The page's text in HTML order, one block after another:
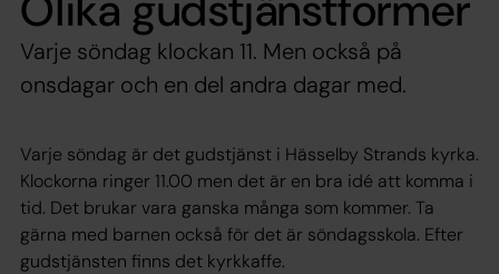
Varje söndag klockan 11. Men också på
onsdagar och en del andra dagar med.
Varje söndag är det gudstjänst i Hässelby Strands kyrka.
Klockorna ringer 11.00 men det är en bra idé att komma i
tid. Det brukar vara ganska många som kommer. Ta
gärna med barnen också för det är söndagsskola. Efter
gudstjänsten finns det kyrkkaffe.